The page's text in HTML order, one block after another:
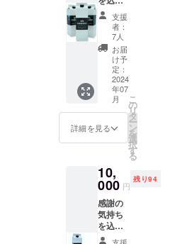
たラベ
ルや注
意書き
をご確
認くだ
さい。
ツメ
グ、黒
胡椒、
カルダ
モン、
紅茶、
バニラ
・個
数：１
5.5 cm
x 14 cm
量：‎‎40
g ・保
存方
法：直
射日光
を避
リッ
パーで
す。
ペー
パーレ
スで洗
いやす
く、使
い勝手
の良い
クトで
す。
ヒー
豆】 ・
サイ
ズ：
10cmx
7cm ・
さい。
・賞味
期限：
製造日
から１
０ヶ月
・原材
料：
コー
ヒー
（国内
製造）
スリラ
ンカ セ
イロン
アイス
コー
ヒー
は、ネ
タテ
34cmx
ヨコ
34cmx
マチ
9cm ・
量:130g
・メイ
ン素
材：
バス ・
収納可
ズ： A4
サイズ
収納可
能
て、お
礼の
メッ
セージ
をお送
りしま
す。 セ
イロン
コー
ヒーの
【アイ
スコー
ご提供
しま
す。 ・
サイ
ズ：
23cmx
7cm ・
支援
者：
7人
お届
け予
定：
2024
年07
月
詳細を見る
こ
の
リ
タ
ー
ン
を
選
択
す
る
10,
000 円
残り94
感謝の
気持ち
を込め
て、お